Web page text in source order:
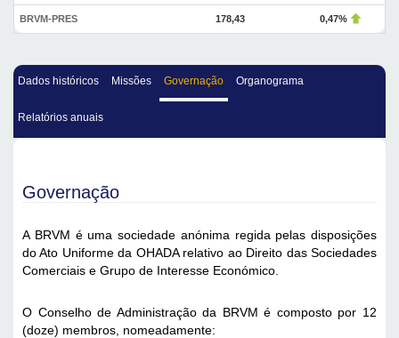
BRVM-PRES 178,43 0,47%
Dados históricos Missões Governação Organograma
Relatórios anuais
Governação
A BRVM é uma sociedade anónima regida pelas disposições
do Ato Uniforme da OHADA relativo ao Direito das Sociedades
Comerciais e Grupo de Interesse Económico.
O Conselho de Administração da BRVM é composto por 12
(doze) membros, nomeadamente: